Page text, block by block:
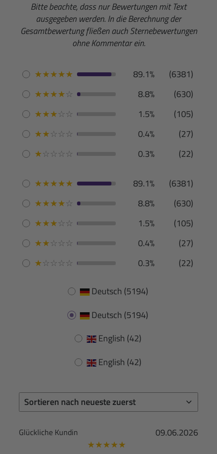
Bitte beachte, dass nur Bewertungen mit Text
ausgegeben werden. In die Berechnung der
Gesamtbewertung fließen auch Sternebewertungen
ohne Kommentar ein.
★★★★★ 89.1%
(6381)
★★★★☆ 8.8%
(630)
★★★☆☆ 1.5%
(105)
★★☆☆☆ 0.4%
(27)
★☆☆☆☆ 0.3% (22)
★★★★★ 89.1%
(6381)
★★★★☆ 8.8%
(630)
★★★☆☆ 1.5%
(105)
★★☆☆☆ 0.4%
(27)
★☆☆☆☆ 0.3% (22)
Deutsch (5194)
Deutsch (5194)
English (42)
English (42)
09.06.2026
Glückliche Kundin
★★★★★